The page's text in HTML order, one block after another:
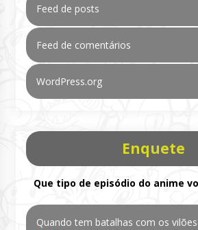
Feed de posts
Feed de comentários
WordPress.org
Enquete
Que tipo de episódio do anime
Quando tem batalhas com os vilões